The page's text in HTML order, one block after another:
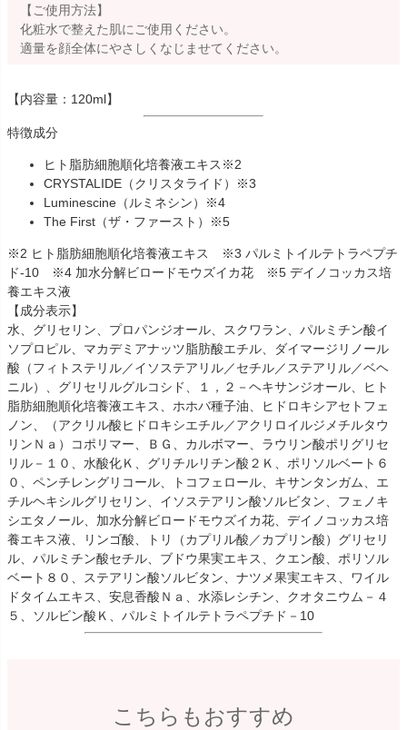
【ご使用方法】
化粧水で整えた肌にご使用ください。
適量を顔全体にやさしくなじませてください。
【内容量：120ml】
特徴成分
ヒト脂肪細胞順化培養液エキス※2
CRYSTALIDE（クリスタライド）※3
Luminescine（ルミネシン）※4
The First（ザ・ファースト）※5
※2 ヒト脂肪細胞順化培養液エキス ※3 パルミトイルテトラペプチ
ド-10 ※4 加水分解ビロードモウズイカ花 ※5 デイノコッカス培
養エキス液
【成分表示】
水、グリセリン、プロパンジオール、スクワラン、パルミチン酸イ
ソプロピル、マカデミアナッツ脂肪酸エチル、ダイマージリノール
酸（フィトステリル／イソステアリル／セチル／ステアリル／ベヘ
ニル）、グリセリルグルコシド、１，２－ヘキサンジオール、ヒト
脂肪細胞順化培養液エキス、ホホバ種子油、ヒドロキシアセトフェ
ノン、（アクリル酸ヒドロキシエチル／アクリロイルジメチルタウ
リンＮａ）コポリマー、ＢＧ、カルボマー、ラウリン酸ポリグリセ
リル－１０、水酸化Ｋ、グリチルリチン酸２Ｋ、ポリソルベート６
０、ペンチレングリコール、トコフェロール、キサンタンガム、エ
チルヘキシルグリセリン、イソステアリン酸ソルビタン、フェノキ
シエタノール、加水分解ビロードモウズイカ花、デイノコッカス培
養エキス液、リンゴ酸、トリ（カプリル酸／カプリン酸）グリセリ
ル、パルミチン酸セチル、ブドウ果実エキス、クエン酸、ポリソル
ベート８０、ステアリン酸ソルビタン、ナツメ果実エキス、ワイル
ドタイムエキス、安息香酸Ｎａ、水添レシチン、クオタニウム－４
５、ソルビン酸Ｋ、パルミトイルテトラペプチド－10
こちらもおすすめ